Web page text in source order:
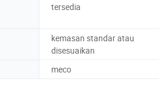
tersedia
kemasan standar atau
disesuaikan
meco